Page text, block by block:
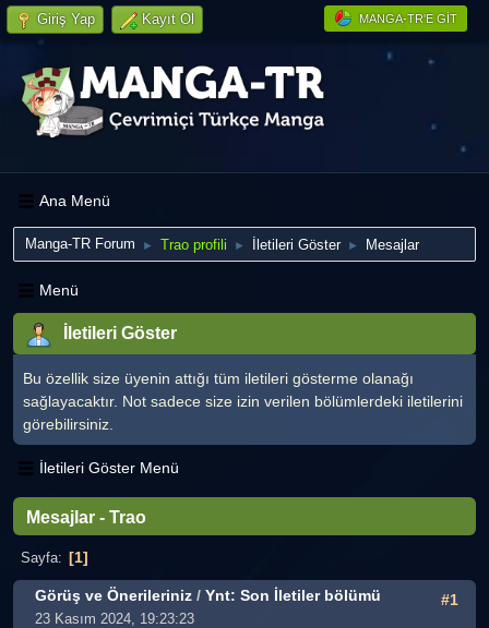
MANGA-TR'E GIT
Giriş Yap Kayıt Ol
Ana Menü
Manga-TR Forum ► Trao profili ► İletileri Göster ► Mesajlar
Menü
İletileri Göster
Bu özellik size üyenin attığı tüm iletileri gösterme olanağı
sağlayacaktır. Not sadece size izin verilen bölümlerdeki iletilerini
görebilirsiniz.
İletileri Göster Menü
Mesajlar - Trao
Sayfa 1
#1
Görüş ve Önerileriniz / Ynt: Son İletiler bölümü
23 Kasım 2024, 19:23:23